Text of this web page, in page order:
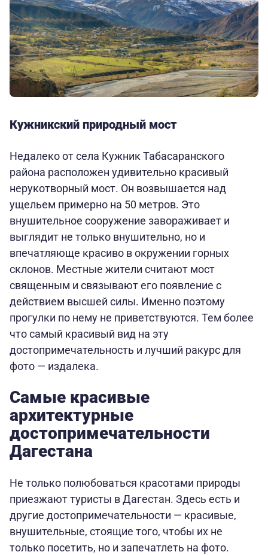
Кужникский природный мост
Недалеко от села Кужник Табасаранского
района расположен удивительно красивый
нерукотворный мост. Он возвышается над
ущельем примерно на 50 метров. Это
внушительное сооружение завораживает и
выглядит не только внушительно, но и
впечатляюще красиво в окружении горных
склонов. Местные жители считают мост
священным и связывают его появление с
действием высшей силы. Именно поэтому
прогулки по нему не приветствуются. Тем более
что самый красивый вид на эту
достопримечательность и лучший ракурс для
фото — издалека.
Самые красивые
архитектурные
достопримечательности
Дагестана
Не только полюбоваться красотами природы
приезжают туристы в Дагестан. Здесь есть и
другие достопримечательности — красивые,
внушительные, стоящие того, чтобы их не
только посетить, но и запечатлеть на фото.